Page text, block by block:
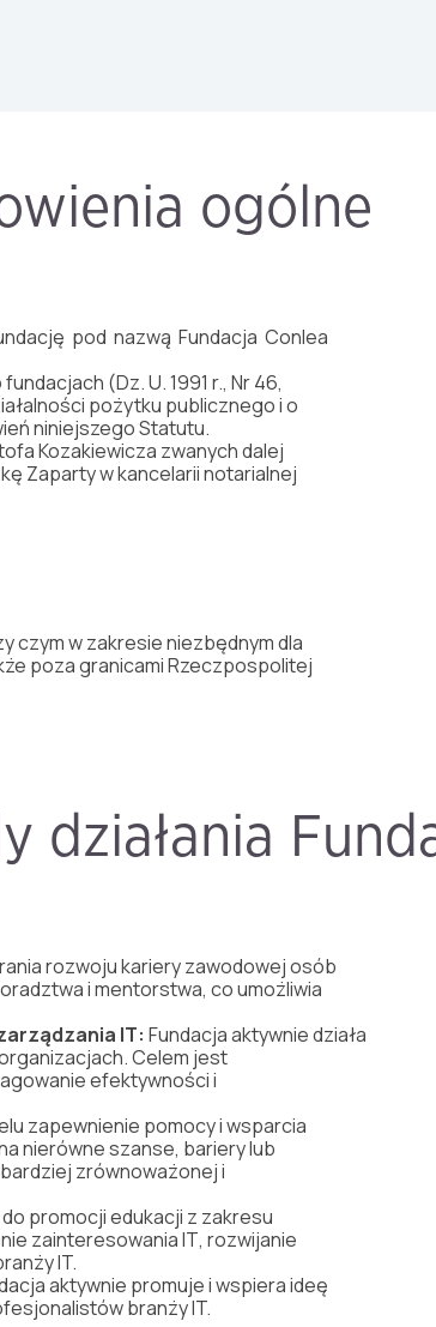
ogólne
pod nazwą Fundacja Conlea
(Dz. U. 1991 r., Nr 46,
pożytku publicznego i o
niniejszego Statutu.
Kozakiewicza zwanych dalej
Zaparty w kancelarii notarialnej
czym w zakresie niezbędnym dla
poza granicami Rzeczpospolitej
działania
rozwojukarieryzawodowejosób
imentorstwa, coumożliwia
ądzania IT: Fundacjaaktywniedziała
Celem jest
efektywnościi
zapewnienie pomocyiwsparcia
nierówneszanse, barierylub
bardziej zrównoważoneji
do promocjiedukacji z zakresu
zainteresowaniaIT, rozwijanie
żyIT.
aktywnie promujeiwspieraideę
branżyIT.